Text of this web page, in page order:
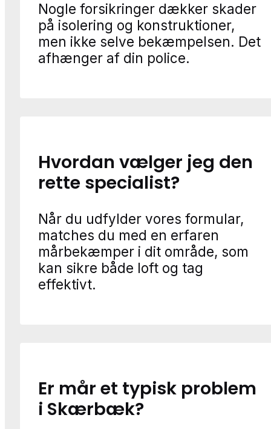
Nogle forsikringer dækker skader
på isolering og konstruktioner,
men ikke selve bekæmpelsen. Det
afhænger af din police.
Hvordan vælger jeg den
rette specialist?
Når du udfylder vores formular,
matches du med en erfaren
mårbekæmper i dit område, som
kan sikre både loft og tag
effektivt.
Er mår et typisk problem
i Skærbæk?